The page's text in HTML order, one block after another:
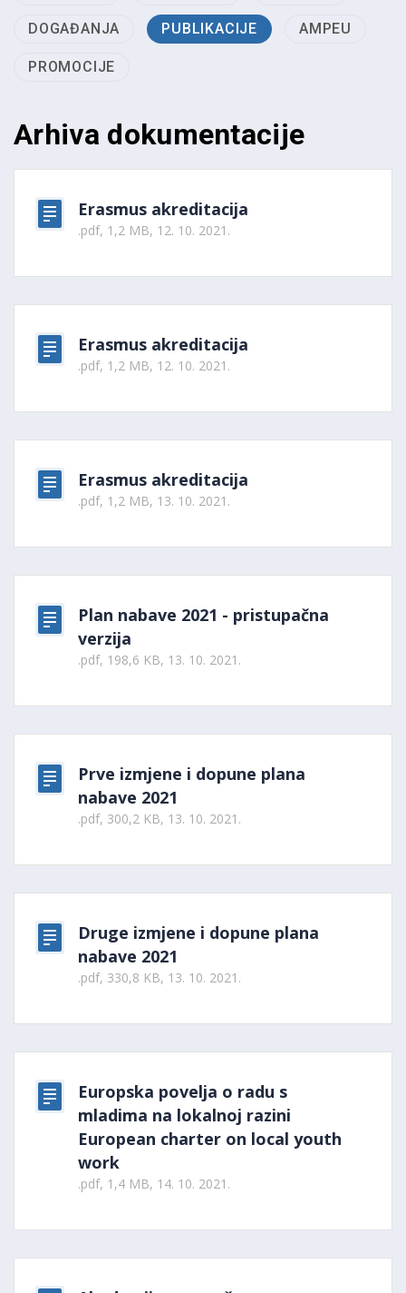
DOGAĐANJA PUBLIKACIJE AMPEU
PROMOCIJE
Arhiva dokumentacije
Erasmus akreditacija
.pdf, 1,2 MB, 12. 10. 2021.
Erasmus akreditacija
.pdf, 1,2 MB, 12. 10. 2021.
Erasmus akreditacija
.pdf, 1,2 MB, 13. 10. 2021.
Plan nabave 2021 - pristupačna
verzija
.pdf, 198,6 KB, 13. 10. 2021.
Prve izmjene i dopune plana
nabave 2021
.pdf, 300,2 KB, 13. 10. 2021.
Druge izmjene i dopune plana
nabave 2021
.pdf, 330,8 KB, 13. 10. 2021.
Europska povelja o radu s
mladima na lokalnoj razini
European charter on local youth
work
.pdf, 1,4 MB, 14. 10. 2021.